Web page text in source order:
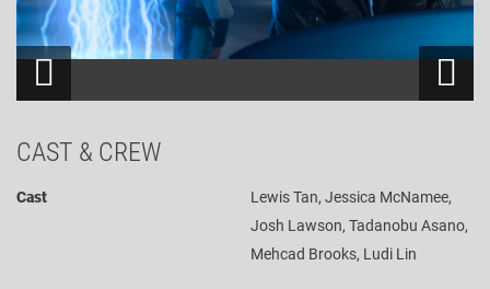
CAST & CREW
Cast
Lewis Tan, Jessica McNamee,
Josh Lawson, Tadanobu Asano,
Mehcad Brooks, Ludi Lin